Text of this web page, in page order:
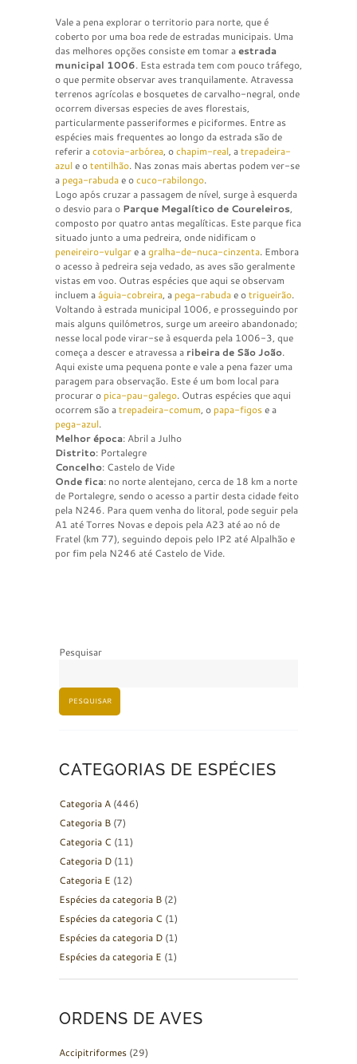
Vale a pena explorar o territorio para norte, que é
coberto por uma boa rede de estradas municipais. Uma
das melhores opções consiste em tomar aestrada
municipal 1006. Esta estrada tem com pouco tráfego,
o que permite observar aves tranquilamente. Atravessa
terrenos agrícolas e bosquetes de carvalho-negral, onde
ocorrem diversas especies de aves florestais,
particularmente passeriformes e piciformes. Entre as
espécies mais frequentes ao longo da estrada são de
referir acotovia-arbórea, ochapim-real, atrepadeira-
azule otentilhão. Nas zonas mais abertas podem ver-se
a pega-rabudae ocuco-rabilongo.
Logo após cruzar a passagem de nível, surge à esquerda
o desvio para o Parque Megalítico de Coureleiros,
composto por quatro antas megalíticas. Este parque fica
situado junto a uma pedreira, onde nidificam o
peneireiro-vulgare agralha-de-nuca-cinzenta. Embora
o acesso à pedreira seja vedado, as aves são geralmente
vistas em voo. Outras espécies que aqui se observam
incluem aáguia-cobreira, a pega-rabudae otrigueirão.
Voltando à estrada municipal 1006, e prosseguindo por
mais alguns quilómetros, surge um areeiro abandonado;
nesse local pode virar-se à esquerda pela 1006-3, que
começa a descer e atravessa a ribeira de São João.
Aqui existe uma pequena ponte e vale a pena fazer uma
paragem para observação. Este é um bom local para
procurar o pica-pau-galego. Outras espécies que aqui
ocorrem são atrepadeira-comum, o papa-figose a
pega-azul.
Melhor época: Abril a Julho
Distrito: Portalegre
Concelho: Castelo de Vide
Onde fica: no norte alentejano, cerca de 18 km a norte
de Portalegre, sendo o acesso a partir desta cidade feito
pela N246. Para quem venha do litoral, pode seguir pela
A1 até Torres Novas e depois pela A23 até ao nó de
Fratel (km 77), seguindo depois pelo IP2 até Alpalhão e
por fim pela N246 até Castelo de Vide.
Pesquisar
PESQUISAR
CATEGORIAS DE ESPÉCIES
Categoria A (446)
Categoria B (7)
Categoria C (11)
Categoria D (11)
Categoria E (12)
Espécies da categoria B (2)
Espécies da categoria C (1)
Espécies da categoria D (1)
Espécies da categoria E (1)
ORDENS DE AVES
Accipitriformes (29)